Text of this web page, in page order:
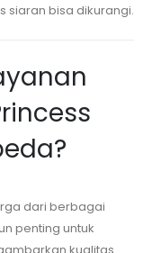
siaran bisa dikurangi.
dari berbagai
penting untuk
kualitas